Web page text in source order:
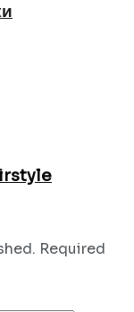
Required